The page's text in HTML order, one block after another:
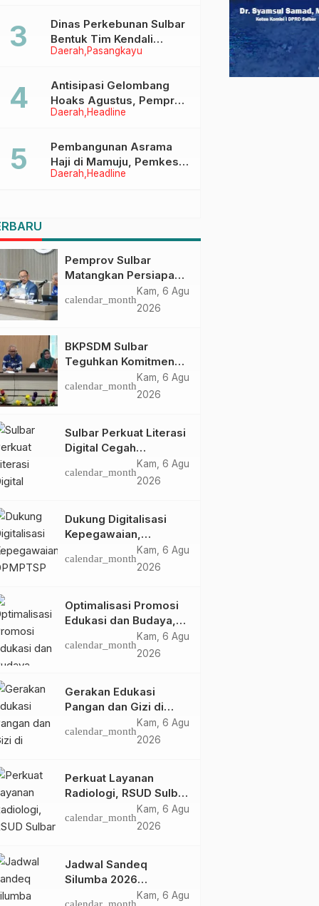
Daerah Pasangkayu
Dinas Perkebunan Sulbar
Bentuk Tim Kendali
Internal ICS untuk Dukung
di Pasangkayu
Daerah Headline
Antisipasi Gelombang
Hoaks Agustus, Pemprov
Sulbar Ajak Warga Jaga
Daerah Headline
Pembangunan Asrama
Haji di Mamuju, Pemkesra
dan Kementerian Haji
Pemprov Sulbar
Matangkan Persiapan
HUT Ke-81 RI, Puncak
Upacara di Lapangan
calendar_month
Kam, 6 Agu
2026
BKPSDM Sulbar
Teguhkan Komitmen
Pengembangan
Kompetensi ASN
Perjanjian Tugas
Belajar 2026
calendar_month
Kam, 6 Agu
2026
Sulbar Perkuat Literasi
Digital Cegah
Kejahatan Love
Scamming
calendar_month
Kam, 6 Agu
2026
Dukung Digitalisasi
Kepegawaian,
DPMPTSP Sulbar Siap
Terapkan Aplikasi
calendar_month
Kam, 6 Agu
2026
Optimalisasi Promosi
Edukasi dan Budaya,
Anjungan Provinsi
Sulawesi Barat Perkuat
TMII
calendar_month
Kam, 6 Agu
2026
Gerakan Edukasi
Pangan dan Gizi di
Mamasa: Tingkatkan
Pengetahuan dan
calendar_month
Kam, 6 Agu
2026
Perkuat Layanan
Radiologi, RSUD Sulbar
Sambut Kembali dr. Iis
Imelda, Sp.Rad
calendar_month
Kam, 6 Agu
2026
Jadwal Sandeq
Silumba 2026
Kam, 6 Agu